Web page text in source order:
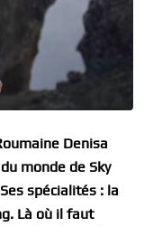
Denisa
monde de Sky
spécialités : la
Là où il faut